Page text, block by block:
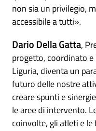
non sia un privilegio,
accessibile a tutti».
Dario Della Gatta,
progetto, coordinato
Liguria, diventa un
futuro delle nostre
creare spunti e
le aree di intervento.
coinvolte, gli atleti e